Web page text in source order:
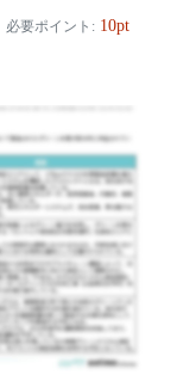
必要ポイント: 10pt